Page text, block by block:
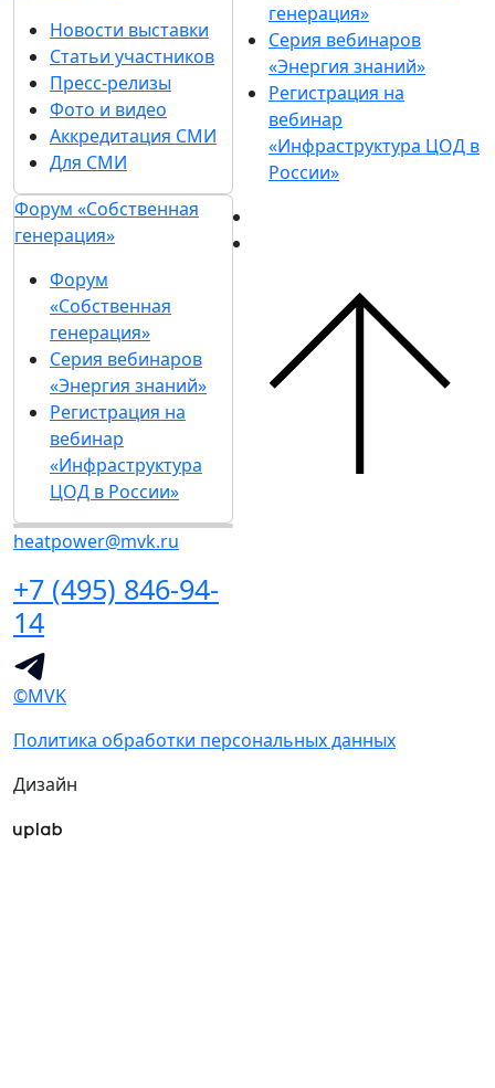
Новости выставки
Статьи участников
Пресс-релизы
Фото и видео
Аккредитация СМИ
Для СМИ
Форум «Собственная
генерация»
Форум
«Собственная
генерация»
Серия вебинаров
«Энергия знаний»
Регистрация на
вебинар
«Инфраструктура
ЦОД в России»
heatpower@mvk.ru
+7 (495) 846-94-
14
генерация»
Серия вебинаров
«Энергия знаний»
Регистрация на
вебинар
«Инфраструктура ЦОД в
России»
©MVK
Политика обработки персональных данных
Дизайн